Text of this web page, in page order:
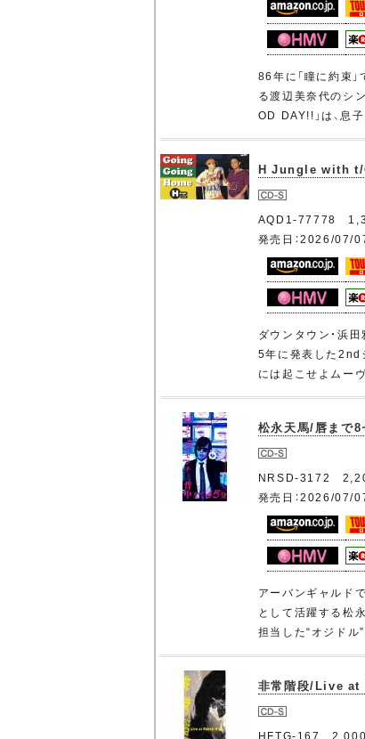
86年に「瞳に約束
る渡辺美奈代のシ
OD DAY!!」は、
H Jungle with t/
AQD1-77778
発売日：2026/07/
ダウンタウン・浜
5年に発表した2nd
には起こせよムー
松永天馬/唇まで
NRSD-3172
発売日：2026/07/
アーバンギャルド
として活躍する松
担当した“オジドル
非常階段/Live
HFTG-167 2,000